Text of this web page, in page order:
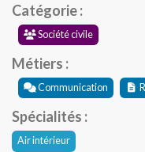
Catégorie :
Société civile
Métiers :
Communication
Spécialités :
Air intérieur